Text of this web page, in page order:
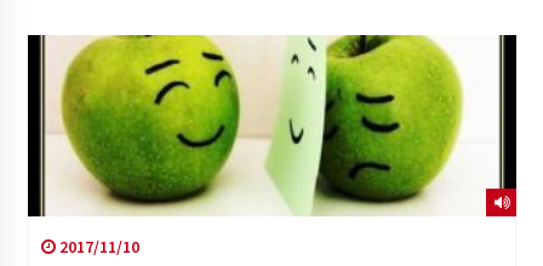
2017/11/10